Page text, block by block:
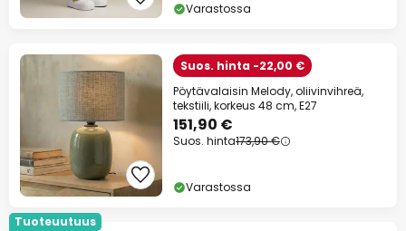
Varastossa
Suos. hinta -22,00 €
Pöytävalaisin Melody, oliivinvihreä,
tekstiili, korkeus 48 cm, E27
151,90 €
Suos. hinta173,90 €
Varastossa
Tuoteuutuus